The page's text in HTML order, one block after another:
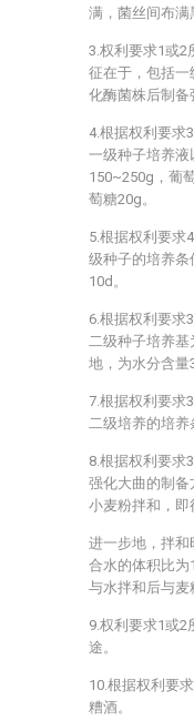
满，菌丝间布满
3.权利要求1或2
征在于，包括
化酶菌株后制备
4.根据权利要求
一级种子培养
150~250g，葡
萄糖20g。
5.根据权利要求
级种子的培养
10d。
6.根据权利要求
二级种子培养基
地，为水分含量
7.根据权利要求
二级培养的培养
8.根据权利要求
强化大曲的制
小麦粉拌和，即
进一步地，拌
合水的体积比为
与水拌和后与
9.权利要求1或2
途。
10.根据权利要
糟酒。